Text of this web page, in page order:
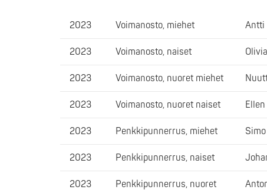
2023 Voimanosto, miehet Antti
2023 Voimanosto, naiset
2023 Voimanosto, nuoret miehet
2023 Voimanosto, nuoret naiset
2023 Penkkipunnerrus, miehet
2023 Penkkipunnerrus, naiset
2023
Penkkipunnerrus, nuoret